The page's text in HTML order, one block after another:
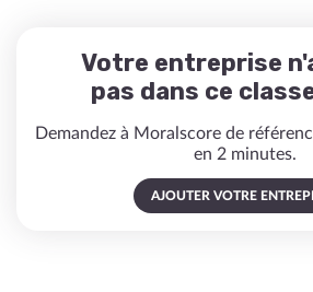
Votre entreprise
pas dans ce
Demandez à Moralscore de
en 2 minutes.
AJOUTER VOTRE